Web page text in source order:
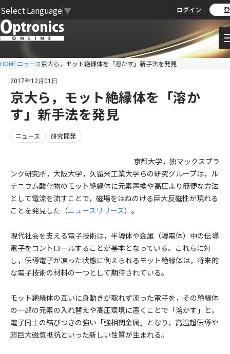
Select Language ▼ ログイン
HOMEニュース京大ら，モット絶縁体を「溶かす」新手法を発見
2017年12月01日
京大ら，モット絶縁体を「溶か
す」新手法を発見
ニュース 研究開発
京都大学，独マックスプラ
ンク研究所，大阪大学，久留米工業大学らの研究グループは，ル
テニウム酸化物のモット絶縁体に元素置換や高圧より簡便な方法
として電流を流すことで，磁場をはねのける巨大反磁性が現れる
ことを発見した（ニュースリリース）。
現代社会を支える電子技術は，半導体や金属（導電体）中の伝導
電子をコントロールすることが基本となっている。これらに対
し，伝導電子が凍った状態に例えられるモット絶縁体は，将来的
な電子技術の材料の一つとして期待されている。
モット絶縁体の互いに身動きが取れず凍った電子を，その絶縁体
の一部の元素の入れ替えや高圧環境に置くことで「溶かす」と，
電子同士の結びつきの強い「強相関金属」となり，高温超伝導や
超巨大磁気抵抗といった新しい性質が生まれる。